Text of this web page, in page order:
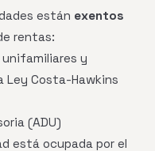
están exentos
rentas:
unifamiliares y
Ley Costa-Hawkins
(ADU)
está ocupada por el